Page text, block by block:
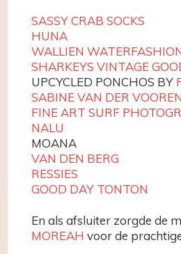
SASSY CRAB SOCKS
HUNA
WALLIEN
SHARKEYS VINTAGE
UPCYCLED PONCHOS BY
SABINE VAN DER VOOREN
FINE ART SURF
NALU
MOANA
VAN DEN BERG
RESSIES
GOOD DAY TONTON
En als afsluiter zorgde de
MOREAH voor de